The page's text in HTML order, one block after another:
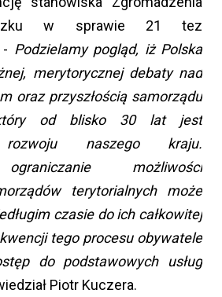
w sprawie 21 tez
Podzielamy pogląd, iż Polska
merytorycznej debaty nad
oraz przyszłością samorządu
który od blisko 30 lat jest
rozwoju naszego kraju.
możliwości
terytorialnych może
czasie do ich całkowitej
tego procesu obywatele
do podstawowych usług
Piotr Kuczera.